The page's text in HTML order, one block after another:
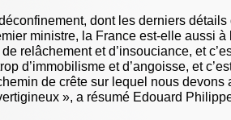
dont les derniers
ministre, la France est-elle aussi à
relâchement et d’insouciance, et
d’immobilisme et d’angoisse, et
de crête sur lequel nous devons
», a résumé Edouard